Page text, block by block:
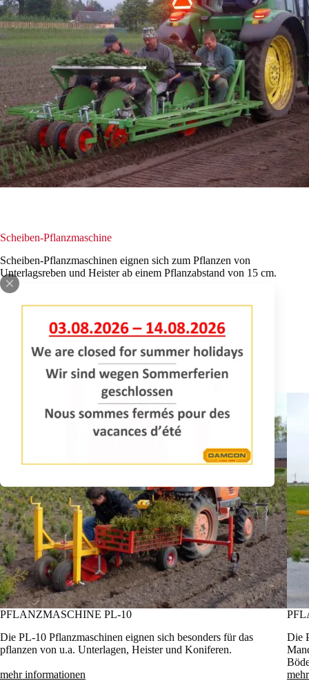
Scheiben-Pflanzmaschine
Scheiben-Pflanzmaschinen eignen sich zum Pflanzen von
Unterlagsreben und Heister ab einem Pflanzabstand von 15 cm.
ANFRAGE INFORMATIONEN
PFLANZMASCHINE PL-10
Die PL-10 Pflanzmaschinen eignen sich besonders für das
pflanzen von u.a. Unterlagen, Heister und Koniferen.
mehr informationen
Die